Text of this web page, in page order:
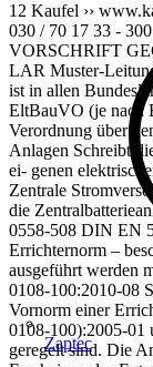
Zaptec
12 Kaufel ››
030 / 70 17 33 -
VORSCHRIFT
LAR Muster-
ist in allen
EltBauVO (je nach
Verordnung über
Anlagen Schreibt
ei- genen
Zentrale
die
0558-508 DIN EN
Errichternorm –
ausgeführt
0108-100:2010-08
Vornorm einer
0108-100):2005-01
geregelt sind. Die